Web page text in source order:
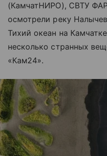
(КамчатНИРО), СВТУ
осмотрели реку
Тихий океан на
несколько странных
«Кам24».